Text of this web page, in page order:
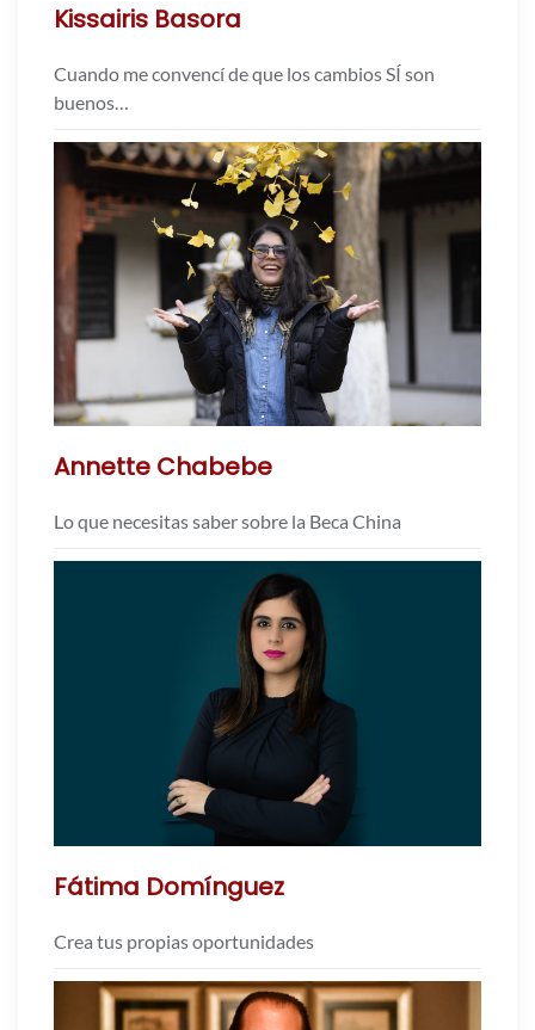
Kissairis Basora
Cuando me convencí de que los cambios SÍ son
buenos…
Annette Chabebe
Lo que necesitas saber sobre la Beca China
Fátima Domínguez
Crea tus propias oportunidades